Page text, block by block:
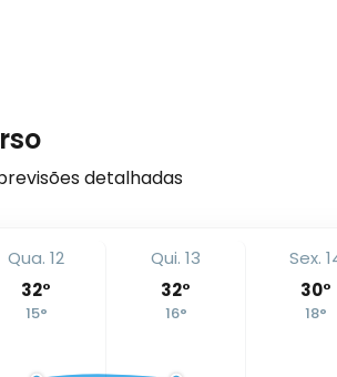
detalhadas
Qua. 12
32°
15°
Qui. 13
32°
16°
Sex.
30°
18°